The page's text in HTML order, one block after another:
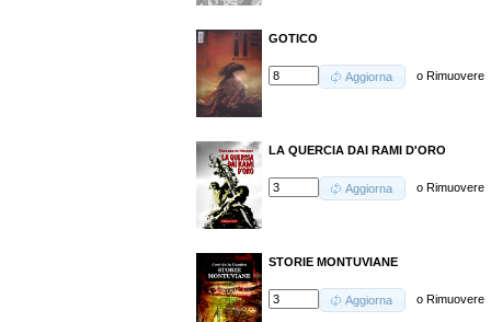
GOTICO
Aggiorna oRimuovere
LA QUERCIA DAI RAMI D'ORO
Aggiorna oRimuovere
STORIE MONTUVIANE
Aggiorna oRimuovere